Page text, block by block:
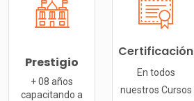
Prestigio
+ 08 años
capacitando a
Certificación
En todos
nuestros Cursos